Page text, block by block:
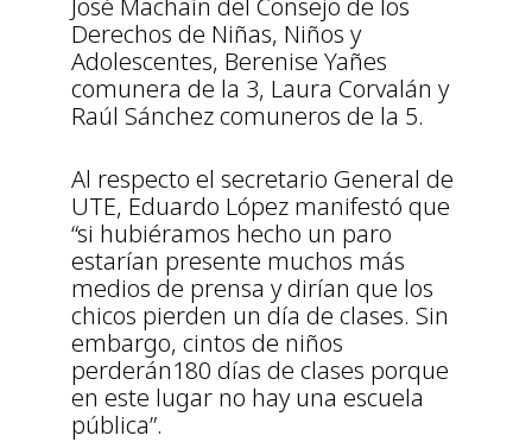
José Machaín del Consejo de los
Derechos de Niñas, Niños y
Adolescentes, Berenise Yañes
comunera de la 3, Laura Corvalán y
Raúl Sánchez comuneros de la 5.
Al respecto el secretario General de
UTE, Eduardo López manifestó que
“si hubiéramos hecho un paro
estarían presente muchos más
medios de prensa y dirían que los
chicos pierden un día de clases. Sin
embargo, cintos de niños
perderán180 días de clases porque
en este lugar no hay una escuela
pública”.